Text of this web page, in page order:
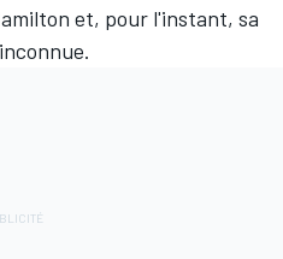
et, pour l'instant, sa